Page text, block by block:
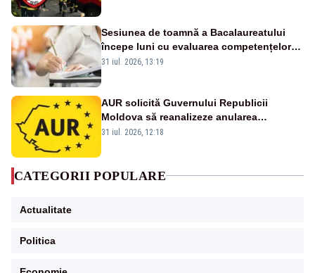
Sesiunea de toamnă a Bacalaureatului
începe luni cu evaluarea competențelor
orale la Limba română
31 iul. 2026, 13:19
AUR solicită Guvernului Republicii
Moldova să reanalizeze anularea
concertului de Ziua Limbii Române
31 iul. 2026, 12:18
CATEGORII POPULARE
Actualitate
Politica